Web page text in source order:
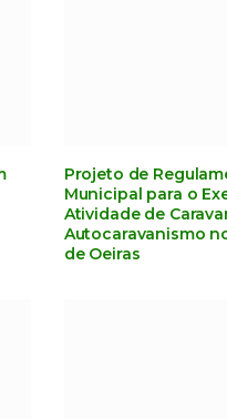
Projeto de
Municipal para o
Atividade de
Autocaravanismo
de Oeiras